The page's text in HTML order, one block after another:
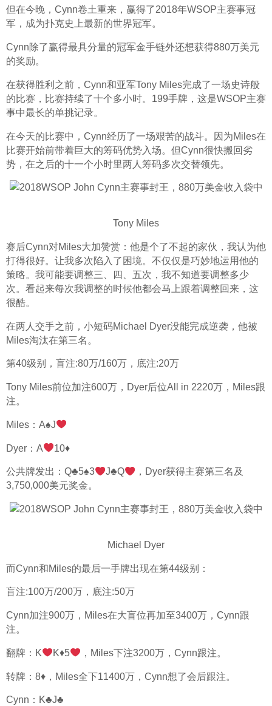
但在今晚，Cynn卷土重来，赢得了2018年WSOP主赛事冠
军，成为扑克史上最新的世界冠军。
Cynn除了赢得最具分量的冠军金手链外还想获得880万美元
的奖励。
在获得胜利之前，Cynn和亚军Tony Miles完成了一场史诗般
的比赛，比赛持续了十个多小时。199手牌，这是WSOP主赛
事中最长的单挑记录。
在今天的比赛中，Cynn经历了一场艰苦的战斗。因为Miles在
比赛开始前带着巨大的筹码优势入场。但Cynn很快搬回劣
势，在之后的十一个小时里两人筹码多次交替领先。
Tony Miles
赛后Cynn对Miles大加赞赏：他是个了不起的家伙，我认为他
打得很好。让我多次陷入了困境。不仅仅是巧妙地运用他的
策略。我可能要调整三、四、五次，我不知道要调整多少
次。看起来每次我调整的时候他都会马上跟着调整回来，这
很酷。
在两人交手之前，小短码Michael Dyer没能完成逆袭，他被
Miles淘汰在第三名。
第40级别，盲注:80万/160万，底注:20万
Tony Miles前位加注600万，Dyer后位All in 2220万，Miles跟
注。
Miles：A♠J
Dyer：A 10♦
公共牌发出：Q♣5♠3 J♣Q
，Dyer获得主赛第三名及
3,750,000美元奖金。
Michael Dyer
而Cynn和Miles的最后一手牌出现在第44级别：
盲注:100万/200万，底注:50万
Cynn加注900万，Miles在大盲位再加至3400万，Cynn跟
注。
翻牌：K K♦5 ，Miles下注3200万，Cynn跟注。
转牌：8♦，Miles全下11400万，Cynn想了会后跟注。
Cynn：K♣J♣